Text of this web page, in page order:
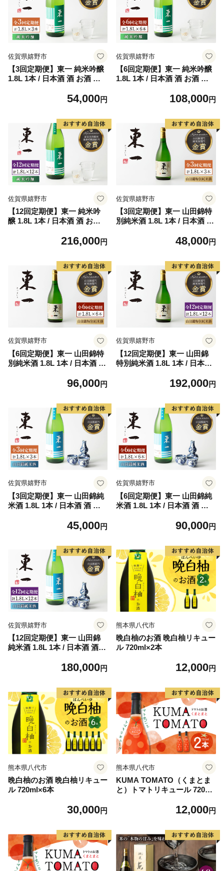
佐賀県嬉野市
【3回定期便】東一 純米吟醸
1.8L 1本 / 日本酒 酒 お酒 地
54,000円
佐賀県嬉野市
【6回定期便】東一 純米吟醸
1.8L 1本 / 日本酒 酒 お酒 地
108,000円
佐賀県嬉野市
【12回定期便】東一 純米吟
醸 1.8L 1本 / 日本酒 酒 お酒
216,000円
佐賀県嬉野市
【3回定期便】東一 山田錦特
別純米酒 1.8L 1本 / 日本酒 酒
48,000円
佐賀県嬉野市
【6回定期便】東一 山田錦特
別純米酒 1.8L 1本 / 日本酒 酒
96,000円
佐賀県嬉野市
【12回定期便】東一 山田錦
特別純米酒 1.8L 1本 / 日本酒
192,000円
佐賀県嬉野市
【3回定期便】東一 山田錦純
米酒 1.8L 1本 / 日本酒 酒 お
45,000円
佐賀県嬉野市
【6回定期便】東一 山田錦純
米酒 1.8L 1本 / 日本酒 酒 お
90,000円
佐賀県嬉野市
【12回定期便】東一 山田錦
純米酒 1.8L 1本 / 日本酒 酒
180,000円
熊本県八代市
晩白柚のお酒 晩白柚リキュー
ル 720ml×2本
12,000円
熊本県八代市
晩白柚のお酒 晩白柚リキュー
ル 720ml×6本
30,000円
熊本県八代市
KUMA TOMATO（くまとま
と）トマトリキュール 720ml
12,000円